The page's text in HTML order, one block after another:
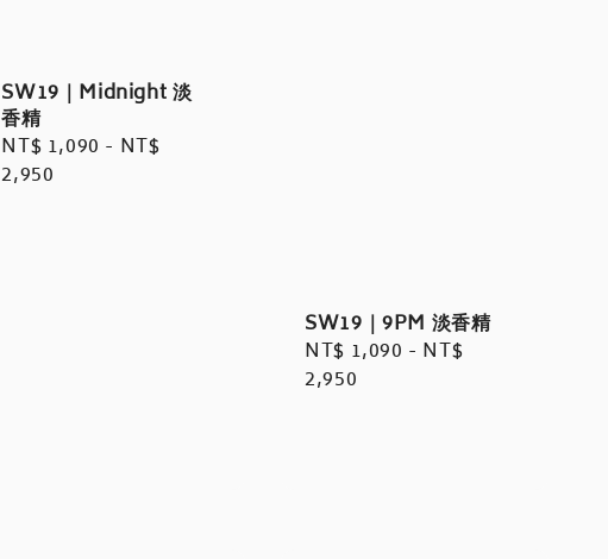
SW19｜Midnight 淡
香精
Regular
price
NT$ 1,090 - NT$
2,950
SW19｜9PM 淡香精
Regular
price
NT$ 1,090 - NT$
2,950